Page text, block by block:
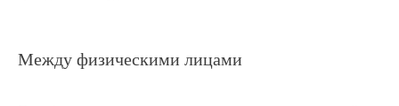
Между физическими лицами